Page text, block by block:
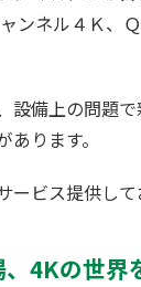
ンネル４Ｋ、
設備上の問題
ります。
ビス提供して
4Kの世界